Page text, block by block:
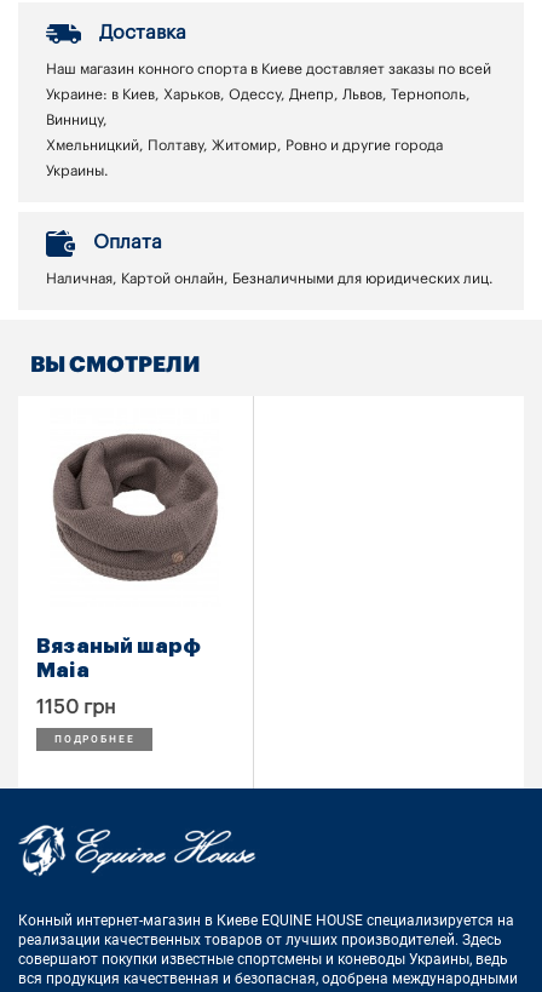
Доставка
Наш магазин конного спорта в Киеве доставляет заказы по всей
Украине: в Киев, Харьков, Одессу, Днепр, Львов, Тернополь,
Винницу,
Хмельницкий, Полтаву, Житомир, Ровно и другие города
Украины.
Оплата
Наличная, Картой онлайн, Безналичными для юридических лиц.
ВЫ СМОТРЕЛИ
Вязаный шарф
Maia
1150 грн
ПОДРОБНЕЕ
Конный интернет-магазин в Киеве EQUINE HOUSE специализируется на
реализации качественных товаров от лучших производителей. Здесь
совершают покупки известные спортсмены и коневоды Украины, ведь
вся продукция качественная и безопасная, одобрена международными